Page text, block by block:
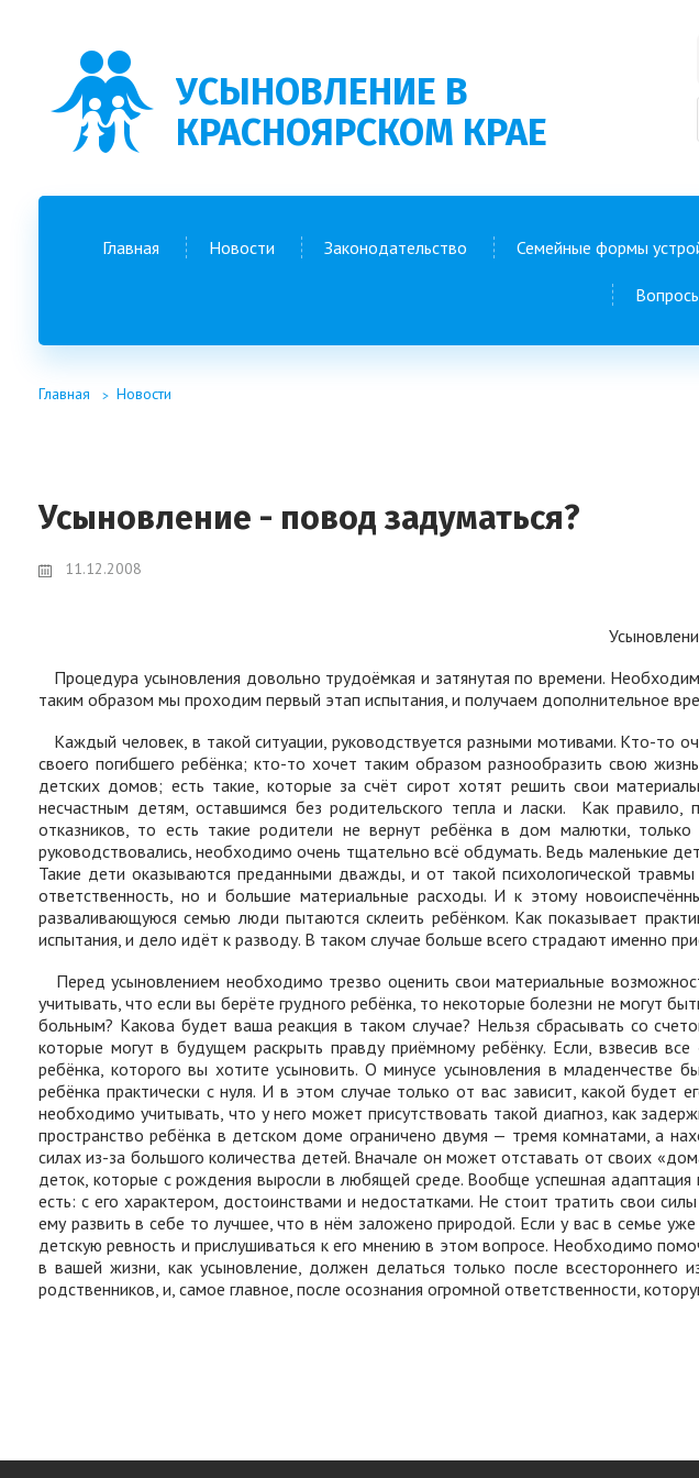
УСЫНОВЛЕНИЕ В
КРАСНОЯРСКОМ КРАЕ
Главная Новости Законодательство Семейные формы
Главная Новости
Усыновление - повод задуматься?
11.12.2008
Процедура усыновления довольно трудоёмкая и затянутая по времени.
таким образом мы проходим первый этап испытания, и получаем дополнительное
Каждый человек, в такой ситуации, руководствуется разными мотивами. Кто-то
своего погибшего ребёнка; кто-то хочет таким образом разнообразить свою
детских домов; есть такие, которые за счёт сирот хотят решить свои
несчастным детям, оставшимся без родительского тепла и ласки.
Как правило,
отказников, то есть такие родители не вернут ребёнка в дом малютки,
руководствовались, необходимо очень тщательно всё обдумать. Ведь маленькие
Такие дети оказываются преданными дважды, и от такой психологической
ответственность, но и большие материальные расходы. И к этому
разваливающуюся семью люди пытаются склеить ребёнком. Как показывает
испытания, и дело идёт к разводу. В таком случае больше всего страдают именно
Перед усыновлением необходимо трезво оценить свои материальные
учитывать, что если вы берёте грудного ребёнка, то некоторые болезни не могут
больным? Какова будет ваша реакция в таком случае? Нельзя сбрасывать со
которые могут в будущем раскрыть правду приёмному ребёнку. Если, взвесив
ребёнка, которого вы хотите усыновить. О минусе усыновления в младенчестве
ребёнка практически с нуля. И в этом случае только от вас зависит, какой будет
необходимо учитывать, что у него может присутствовать такой диагноз, как
пространство ребёнка в детском доме ограничено двумя — тремя комнатами, а
силах из-за большого количества детей. Вначале он может отставать от своих
деток, которые с рождения выросли в любящей среде. Вообще успешная адаптация
есть: с его характером, достоинствами и недостатками. Не стоит тратить свои
ему развить в себе то лучшее, что в нём заложено природой. Если у вас в семье
детскую ревность и прислушиваться к его мнению в этом вопросе. Необходимо
в вашей жизни, как усыновление, должен делаться только после
родственников, и, самое главное, после осознания огромной ответственности,